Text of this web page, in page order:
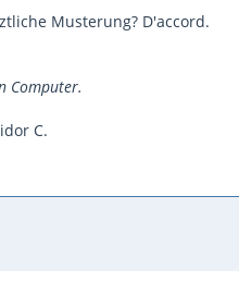
Musterung? D'accord.
Computer.
C.